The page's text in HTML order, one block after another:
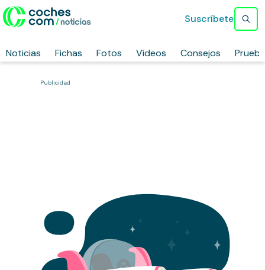
Noticias Fichas Fotos Vídeos Consejos
Suscríbete
Publicidad